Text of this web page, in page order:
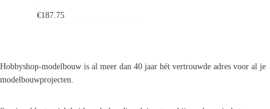
€187.75
Hobbyshop-modelbouw is al meer dan 40 jaar hét vertrouwde adres voor al je
modelbouwprojecten.